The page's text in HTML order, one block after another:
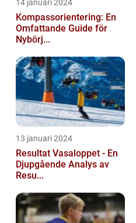
14 januari 2024
Kompassorientering: En
Omfattande Guide för
Nybörj...
13 januari 2024
Resultat Vasaloppet - En
Djupgående Analys av
Resu...